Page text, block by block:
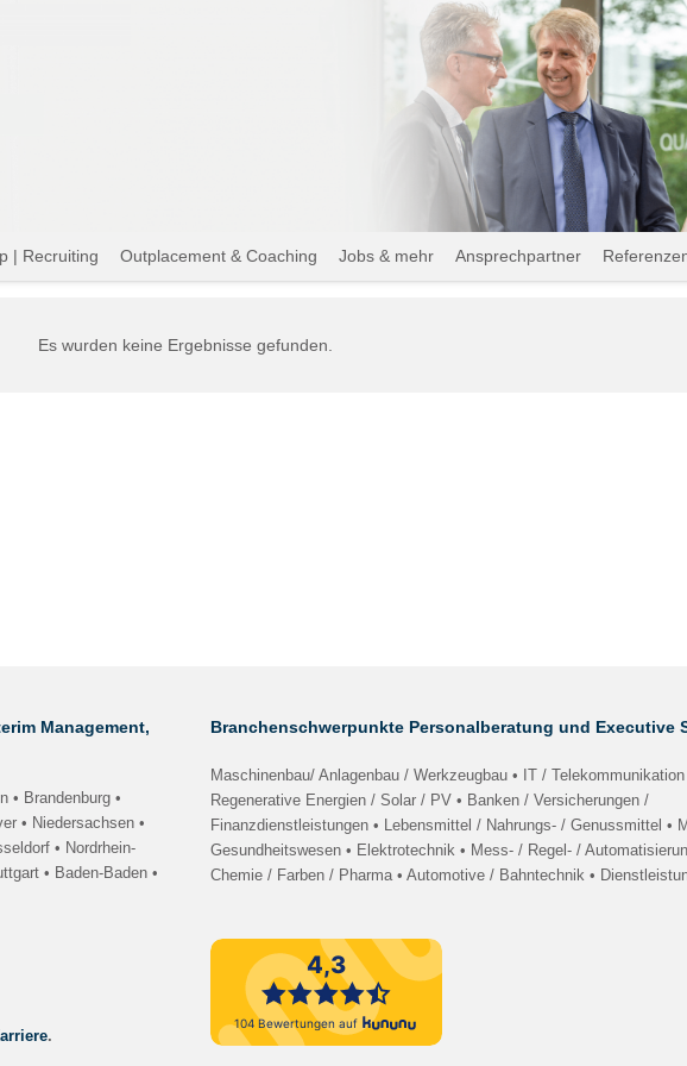
| Recruiting Outplacement & Coaching Jobs & mehr Ansprechpartner
Es wurden keine Ergebnisse gefunden.
Management,
• Brandenburg •
• Niedersachsen •
• Nordrhein-
• Baden-Baden •
.
Branchenschwerpunkte Personalberatung und Executive
Maschinenbau/ Anlagenbau / Werkzeugbau • IT / Telekommunikation
Regenerative Energien / Solar / PV • Banken / Versicherungen /
Finanzdienstleistungen • Lebensmittel / Nahrungs- / Genussmittel •
Gesundheitswesen • Elektrotechnik • Mess- / Regel- /
Chemie / Farben / Pharma • Automotive / Bahntechnik •